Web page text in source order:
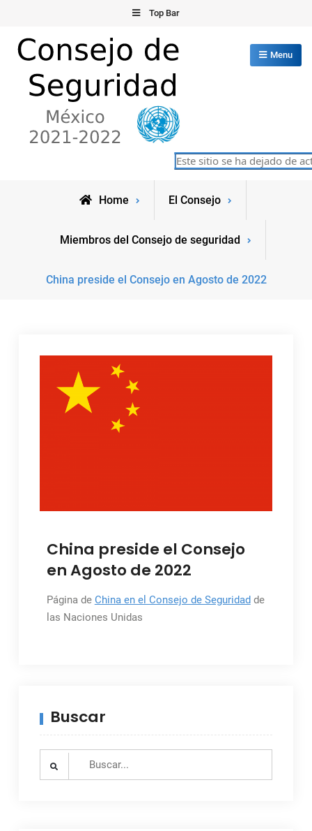
content
Top Bar
Consejo de Seguridad de las
Naciones Unidas
Menu
Este sitio se ha dejado de
Home El Consejo
Miembros del Consejo de seguridad
China preside el Consejo en Agosto de 2022
China preside el Consejo
en Agosto de 2022
Página de China en el Consejo de Seguridadde
las Naciones Unidas
Buscar
Search